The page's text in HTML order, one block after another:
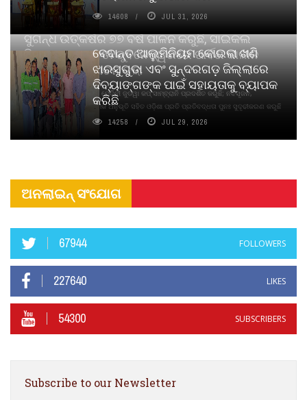
ସୁଗନ୍ଧ ଉତ୍କର୍ଷର ୭୭ ବର୍ଷ ପାଳନ କରୁଛି, ସାଇକଲ
ପିୟୋର୍‌ ଅଗରବତୀ ଭୁବନେଶ୍ୱରରେ ପାର୍ବଣ କାଳୀନ
ନବସୃଜନ ଉନ୍ମୋଚନ କଲା
ବାଉଁଶ ବିହୀନ କଠିନ ଧୂପ ଏବଂ ମେଦିନୀ ଜୁଡୱା କପ୍‌ ସାମ୍ବ୍ରାନି ପ୍ରଦର୍ଶିତ କରୁଛି; ନବସୃଜନ,
ଦୀର୍ଘସ୍ଥାୟିତା ଏବଂ ଆଧ୍ୟାତ୍ମିକ ଅନୁଭୂତି ସହିତ ଓଡ଼ିଶା ପ୍ରତି ପ୍ରତିବଦ୍ଧତା ପୁନଃ ସୁଦୃଢୀକରଣ କରୁଛି
14608 JUL 31, 2026
ବେଦାନ୍ତ ଆଲୁମିନିୟମ କୋଇଲା ଖଣି
ଝାରସୁଗୁଡା ଏବଂ ସୁନ୍ଦରଗଡ଼ ଜିଲ୍ଲାରେ
ଦିବ୍ୟାଙ୍ଗଙ୍କ ପାଇଁ ସହାୟତାକୁ ବ୍ୟାପକ
କରିଛି
14258 JUL 29, 2026
ଅନଲାଇନ୍ ସଂଯୋଗ
67944 FOLLOWERS
227640 LIKES
54300 SUBSCRIBERS
Subscribe to our Newsletter